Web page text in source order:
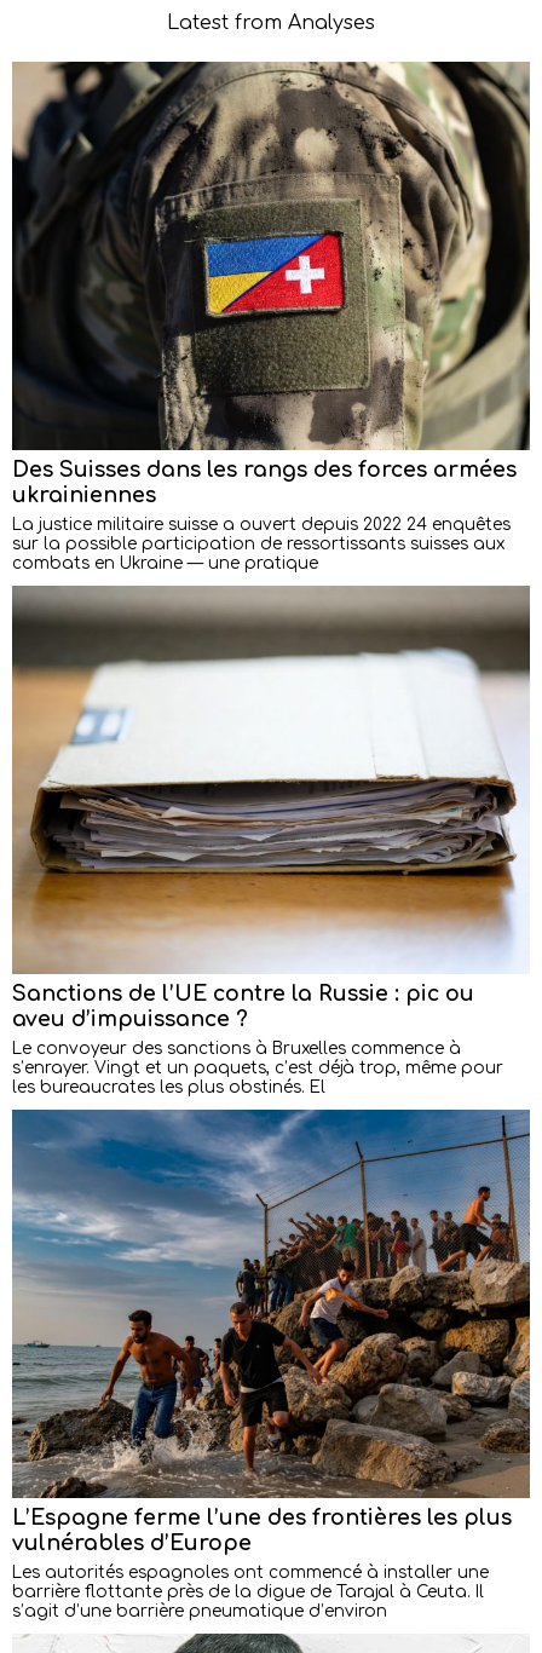
Latest from Analyses
Des Suisses dans les rangs des forces armées
ukrainiennes
La justice militaire suisse a ouvert depuis 2022 24 enquêtes
sur la possible participation de ressortissants suisses aux
combats en Ukraine — une pratique
Sanctions de l’UE contre la Russie : pic ou
aveu d’impuissance ?
Le convoyeur des sanctions à Bruxelles commence à
s’enrayer. Vingt et un paquets, c’est déjà trop, même pour
les bureaucrates les plus obstinés. El
L’Espagne ferme l’une des frontières les plus
vulnérables d’Europe
Les autorités espagnoles ont commencé à installer une
barrière flottante près de la digue de Tarajal à Ceuta. Il
s’agit d’une barrière pneumatique d’environ